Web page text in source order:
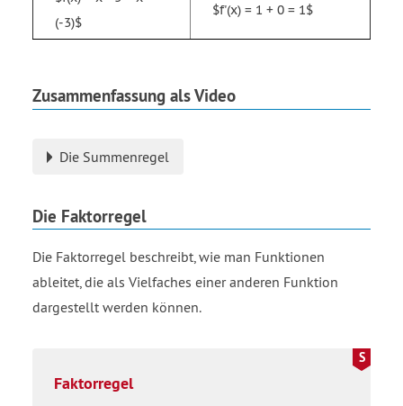
(-3)$
$f'(x) = 1 + 0 = 1$
Zusammenfassung als Video
Die Summenregel
Die Faktorregel
Die Faktorregel beschreibt, wie man Funktionen
ableitet, die als Vielfaches einer anderen Funktion
dargestellt werden können.
Faktorregel